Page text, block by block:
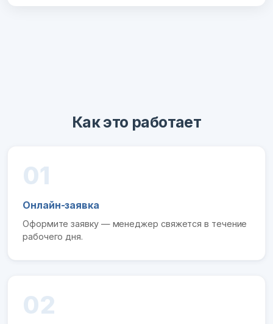
Как это работает
01
Онлайн-заявка
Оформите заявку — менеджер свяжется в течение
рабочего дня.
02